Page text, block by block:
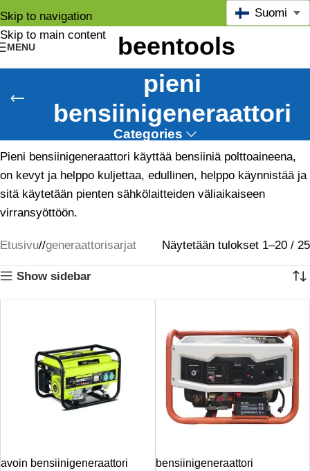
Skip to navigation
Skip to main content
MENU
Suomi
pieni
bensiinigeneraattori
Categories
Pieni bensiinigeneraattori käyttää bensiiniä polttoaineena,
on kevyt ja helppo kuljettaa, edullinen, helppo käynnistää ja
sitä käytetään pienten sähkölaitteiden väliaikaiseen
virransyöttöön.
Etusivu/ generaattorisarjat Näytetään tulokset 1–20 / 25
Show sidebar
avoin bensiinigeneraattori
bensiinigeneraattori